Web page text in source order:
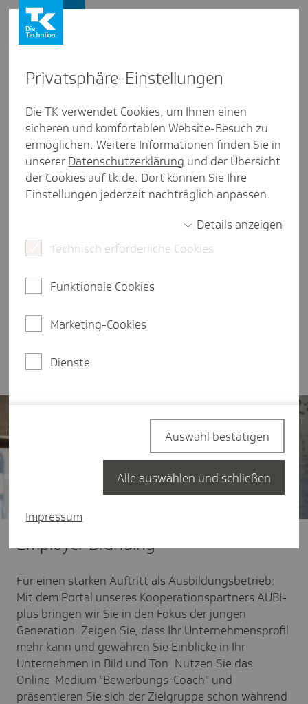
Ihr Plus durch unsere Koope­ra­
tion mit AUBI-plus
Nur qualifizierte Mitarbeiter sichern den Erfolg
eines Unternehmens. Doch diese zu finden, ist
heute gar nicht mehr so leicht. Erfolgreiches
Recruiting ist daher unverzichtbar - vor allem für
Unternehmen, die nicht direkt im Fokus der
Kooperationspartner AUBI-plus unterstützen wir
qualifizierte Beschäftigte zu finden.
Firmenkunden
Wir machen es möglich: Die TK als Gesundheitspartner
Employer Branding
Für einen starken Auftritt als Ausbildungsbetrieb:
Mit dem Portal unseres Kooperationspartners AUBI-
plus bringen wir Sie in den Fokus der jungen
Generation. Zeigen Sie, dass Ihr Unternehmensprofil
mehr kann und gewähren Sie Einblicke in Ihr
Unternehmen in Bild und Ton. Nutzen Sie das
Online-Medium "Bewerbungs-Coach" und
präsentieren Sie sich der Zielgruppe schon während
Privat­sphäre-Einstel­lungen
Die TK verwendet Cookies, um Ihnen einen
sicheren und komfortablen Website-Besuch zu
ermöglichen. Weitere Informationen finden Sie in
unserer Datenschutzerklärung und der Übersicht
der Cookies auf tk.de. Dort können Sie Ihre
Einstellungen jederzeit nachträglich anpassen.
Details anzeigen
Technisch erforderliche Cookies
Funktionale Cookies
Marketing-Cookies
Dienste
Impressum
Auswahl bestätigen
Alle auswählen und schließen